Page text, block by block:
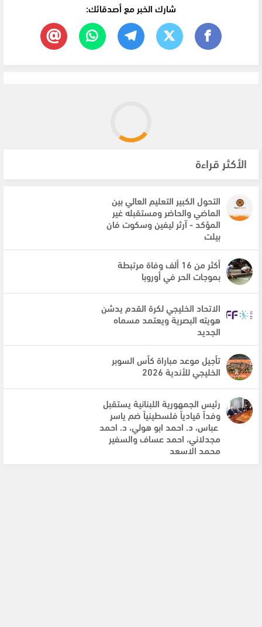
شارك الخبر مع أصدقائك:
الأكثر قراءة
التحول الكبير التعليم العالي بين
الماضي والحاضر ومستقبله غير
المؤكد - آرثر ليفين وسكوت فان
بيلت
أكثر من 16 ألف وفاة مرتبطة
بموجات الحر في أوروبا
الاتحاد الخليجي لكرة القدم يدشن
هويته البصرية ويعتمد مسماه
الجديد
تأجيل موعد مباراة كأس السوبر
الخليجي للأندية 2026
رئيس الجمهورية اللبنانية يستقبل
وفداً قيادياً فلسطينياً ضم ياسر
عباس، د. احمد ابو هولي، د. احمد
مجدلاني، احمد عساف والسفير
محمد الاسعد